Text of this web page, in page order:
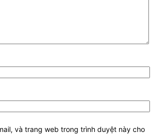
và trang web trong trình duyệt này cho